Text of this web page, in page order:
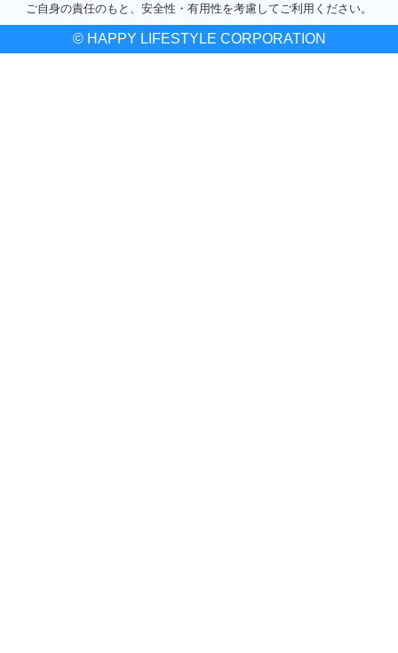
ご自身の責任のもと、安全性・有用性を考慮してご利用ください。
© HAPPY LIFESTYLE CORPORATION